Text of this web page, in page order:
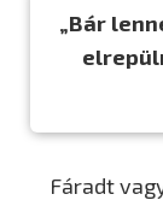
„Bár
Fáradt